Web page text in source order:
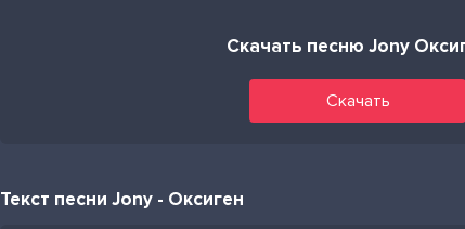
Скачать песню Jony
Скачать
Текст песни Jony - Оксиген